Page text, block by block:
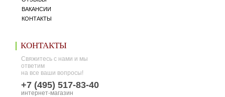
ВАКАНСИИ
КОНТАКТЫ
КОНТАКТЫ
Свяжитесь с нами и мы
ответим
на все ваши вопросы!
+7 (495) 517-83-40
интернет-магазин